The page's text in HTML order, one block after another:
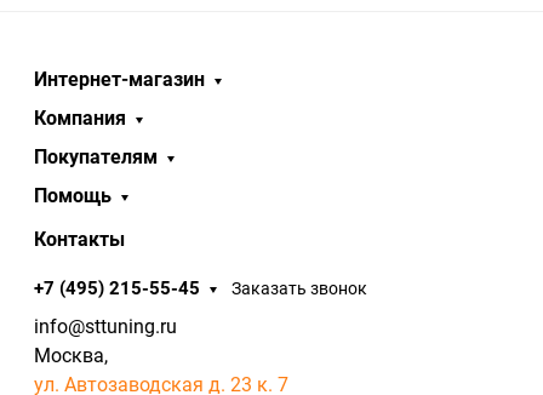
Интернет-магазин
Компания
Покупателям
Помощь
Контакты
+7 (495) 215-55-45 Заказать звонок
info@sttuning.ru
Москва,
ул. Автозаводская д. 23 к. 7